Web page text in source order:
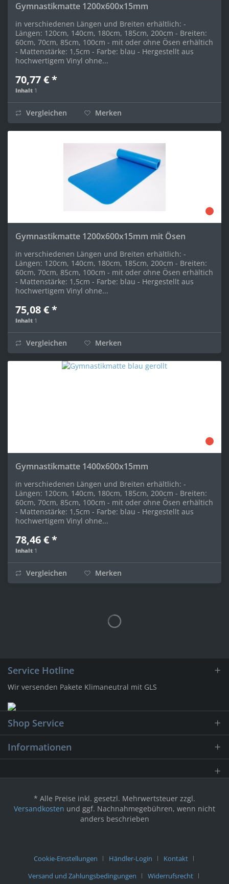
Gymnastikmatte 1200x600x15mm
in verschiedenen Längen und Breiten erhältlich: -
Längen: 120cm, 140cm, 180cm, 185cm, 200cm - Breiten:
60cm, 70cm, 85cm, 100cm - mit oder ohne Ösen erhältich
- Mattenstärke: 1,5cm - Farbe: blau - Hergestellt aus
hochwertigem Vinyl ohne...
70,77 € *
Inhalt 1
Vergleichen Merken
Gymnastikmatte 1200x600x15mm mit Ösen
in verschiedenen Längen und Breiten erhältlich: -
Längen: 120cm, 140cm, 180cm, 185cm, 200cm - Breiten:
60cm, 70cm, 85cm, 100cm - mit oder ohne Ösen erhältich
- Mattenstärke: 1,5cm - Farbe: blau - Hergestellt aus
hochwertigem Vinyl ohne...
75,08 € *
Inhalt 1
Vergleichen Merken
Gymnastikmatte 1400x600x15mm
in verschiedenen Längen und Breiten erhältlich: -
Längen: 120cm, 140cm, 180cm, 185cm, 200cm - Breiten:
60cm, 70cm, 85cm, 100cm - mit oder ohne Ösen erhältich
- Mattenstärke: 1,5cm - Farbe: blau - Hergestellt aus
hochwertigem Vinyl ohne...
78,46 € *
Inhalt 1
Vergleichen Merken
Service Hotline
Wir versenden Pakete Klimaneutral mit GLS
Shop Service
Informationen
* Alle Preise inkl. gesetzl. Mehrwertsteuer zzgl.
Versandkosten und ggf. Nachnahmegebühren, wenn nicht
anders beschrieben
Cookie-Einstellungen Händler-Login
Kontakt
Versand und Zahlungsbedingungen
Widerrufsrecht